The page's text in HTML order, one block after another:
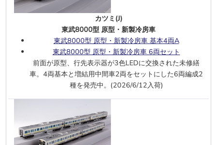
2095.13 OBB エポックⅢ DCC・サウ
フライシュマン(N)
車運車 2両 DDm タルキス色 DB エポッ
クⅣ
車運車 2両 DDm 緑 DB エポックⅣ
T3000e 2連節ポケットワゴン HUPAC
エポックⅥ
ROCO(HO)
急行用2軸有蓋車 DR エポックⅢ
RC4 1173 SJ エポックⅣ
カツミ(J)
東武8000型 原型・新製冷房車
東武8000型 原型・新製冷房車 基本4両A
東武8000型 原型・新製冷房車 6両セット
前面が原型、行先表示器が3色LEDに交換された未修繕
車。4両基本と増結用中間車2両をセットにした6両編成2
種を発売中。(2026/6/12入荷)